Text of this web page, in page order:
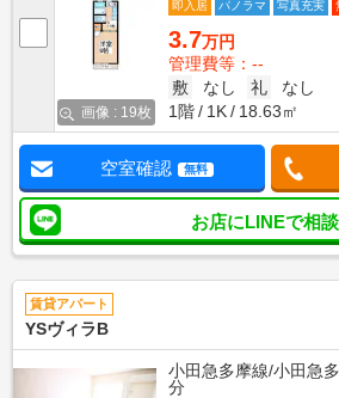
画像 : 19枚
即入居
パノラマ 写真充実
3.7万円
管理費等：--
敷
なし 礼
なし
1階
1K 18.63㎡
空室確認 無料
お店にLINEで相
賃貸アパート
YSヴィラB
小田急多摩線/小田急
分